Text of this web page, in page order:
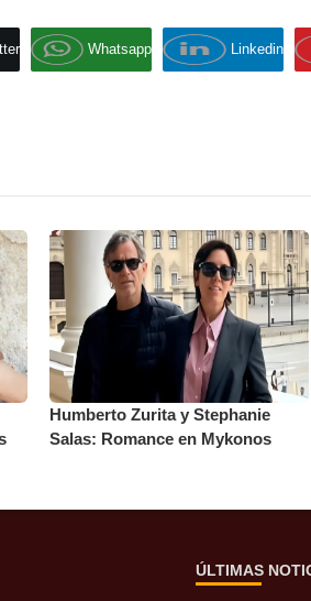
Whatsapp Linkedin
Humberto Zurita y Stephanie
Salas: Romance en Mykonos
ÚLTIMAS